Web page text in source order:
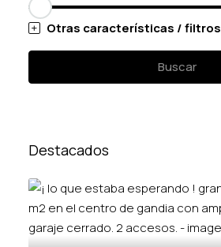
Otras características / filtros
Buscar
Destacados